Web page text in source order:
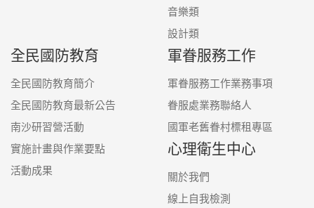
音樂類
設計類
全民國防教育
全民國防教育簡介
全民國防教育最新公告
南沙研習營活動
實施計畫與作業要點
活動成果
軍眷服務工作
軍眷服務工作業務事項
眷服處業務聯絡人
國軍老舊眷村標租專區
心理衛生中心
關於我們
線上自我檢測